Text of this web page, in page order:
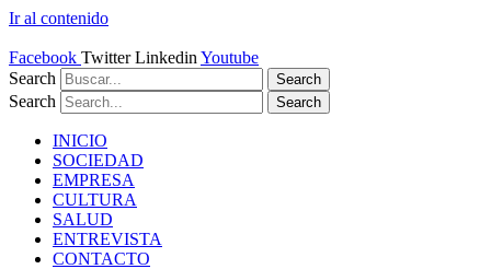
Ir al contenido
Facebook Twitter Linkedin Youtube
Search
Search
Search Search
INICIO
SOCIEDAD
EMPRESA
CULTURA
SALUD
ENTREVISTA
CONTACTO